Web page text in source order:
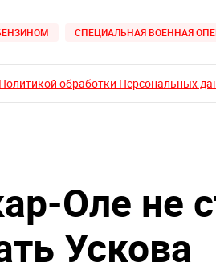
СПЕЦИАЛЬНАЯ ВОЕННАЯ
Политикой обработки Персональных
Оле не
Ускова